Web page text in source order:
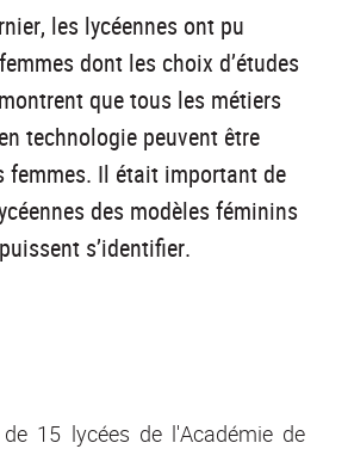
les lycéennes ont pu
dont les choix d’études
que tous les métiers
technologie peuvent être
femmes. Il était important de
des modèles féminins
s’identifier.
15 lycées de l'Académie de